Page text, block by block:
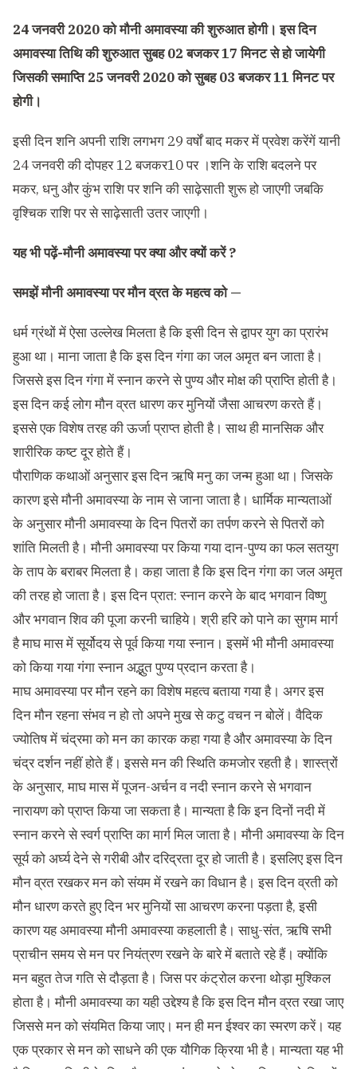
24 जनवरी 2020 को मौनी अमावस्या की शुरुआत होगी। इस दिन
अमावस्या तिथि की शुरुआत सुबह 02 बजकर 17 मिनट से हो जायेगी
जिसकी समाप्ति 25 जनवरी 2020 को सुबह 03 बजकर 11 मिनट पर
होगी।
इसी दिन शनि अपनी राशि लगभग 29 वर्षों बाद मकर में प्रवेश करेंगें यानी
24 जनवरी की दोपहर 12 बजकर10 पर ।शनि के राशि बदलने पर
मकर, धनु और कुंभ राशि पर शनि की साढ़ेसाती शुरू हो जाएगी जबकि
वृश्चिक राशि पर से साढ़ेसाती उतर जाएगी।
यह भी पढ़ें-मौनी अमावस्या पर क्या और क्यों करें ?
समझें मौनी अमावस्या पर मौन व्रत के महत्व को —
धर्म ग्रंथों में ऐसा उल्लेख मिलता है कि इसी दिन से द्वापर युग का प्रारंभ
हुआ था। माना जाता है कि इस दिन गंगा का जल अमृत बन जाता है।
जिससे इस दिन गंगा में स्नान करने से पुण्य और मोक्ष की प्राप्ति होती है।
इस दिन कई लोग मौन व्रत धारण कर मुनियों जैसा आचरण करते हैं।
इससे एक विशेष तरह की ऊर्जा प्राप्त होती है। साथ ही मानसिक और
शारीरिक कष्ट दूर होते हैं।
पौराणिक कथाओं अनुसार इस दिन ऋषि मनु का जन्म हुआ था। जिसके
कारण इसे मौनी अमावस्या के नाम से जाना जाता है। धार्मिक मान्यताओं
के अनुसार मौनी अमावस्या के दिन पितरों का तर्पण करने से पितरों को
शांति मिलती है। मौनी अमावस्या पर किया गया दान-पुण्य का फल सतयुग
के ताप के बराबर मिलता है। कहा जाता है कि इस दिन गंगा का जल अमृत
की तरह हो जाता है। इस दिन प्रात: स्नान करने के बाद भगवान विष्णु
और भगवान शिव की पूजा करनी चाहिये। श्री हरि को पाने का सुगम मार्ग
है माघ मास में सूर्योदय से पूर्व किया गया स्नान। इसमें भी मौनी अमावस्या
को किया गया गंगा स्नान अद्भुत पुण्य प्रदान करता है।
माघ अमावस्या पर मौन रहने का विशेष महत्व बताया गया है। अगर इस
दिन मौन रहना संभव न हो तो अपने मुख से कटु वचन न बोलें। वैदिक
ज्योतिष में चंद्रमा को मन का कारक कहा गया है और अमावस्या के दिन
चंद्र दर्शन नहीं होते हैं। इससे मन की स्थिति कमजोर रहती है। शास्त्रों
के अनुसार, माघ मास में पूजन-अर्चन व नदी स्नान करने से भगवान
नारायण को प्राप्त किया जा सकता है। मान्यता है कि इन दिनों नदी में
स्नान करने से स्वर्ग प्राप्ति का मार्ग मिल जाता है। मौनी अमावस्या के दिन
सूर्य को अर्घ्य देने से गरीबी और दरिद्रता दूर हो जाती है। इसलिए इस दिन
मौन व्रत रखकर मन को संयम में रखने का विधान है। इस दिन व्रती को
मौन धारण करते हुए दिन भर मुनियों सा आचरण करना पड़ता है, इसी
कारण यह अमावस्या मौनी अमावस्या कहलाती है। साधु-संत, ऋषि सभी
प्राचीन समय से मन पर नियंत्रण रखने के बारे में बताते रहे हैं। क्योंकि
मन बहुत तेज गति से दौड़ता है। जिस पर कंट्रोल करना थोड़ा मुश्किल
होता है। मौनी अमावस्या का यही उद्देश्य है कि इस दिन मौन व्रत रखा जाए
जिससे मन को संयमित किया जाए। मन ही मन ईश्वर का स्मरण करें। यह
एक प्रकार से मन को साधने की एक यौगिक क्रिया भी है। मान्यता यह भी